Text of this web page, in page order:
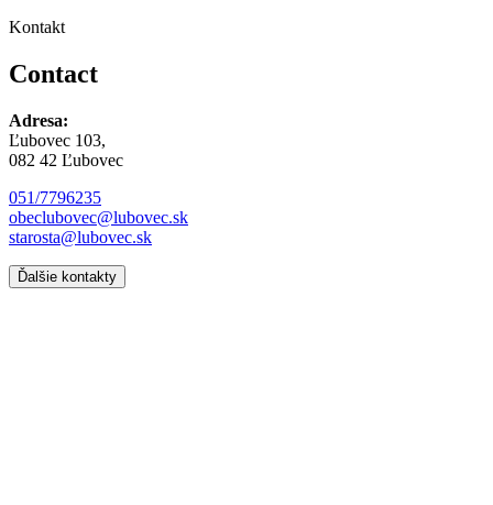
Kontakt
Contact
Adresa:
Ľubovec 103,
082 42 Ľubovec
051/7796235
obeclubovec@lubovec.sk
starosta@lubovec.sk
Ďalšie kontakty